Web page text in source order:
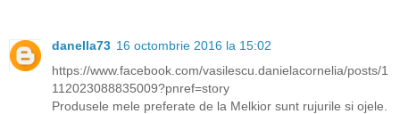
danella73 16 octombrie 2016 la 15:02
https://www.facebook.com/vasilescu.danielacornelia/posts/1
112023088835009?pnref=story
Produsele mele preferate de la Melkior sunt rujurile si ojele.